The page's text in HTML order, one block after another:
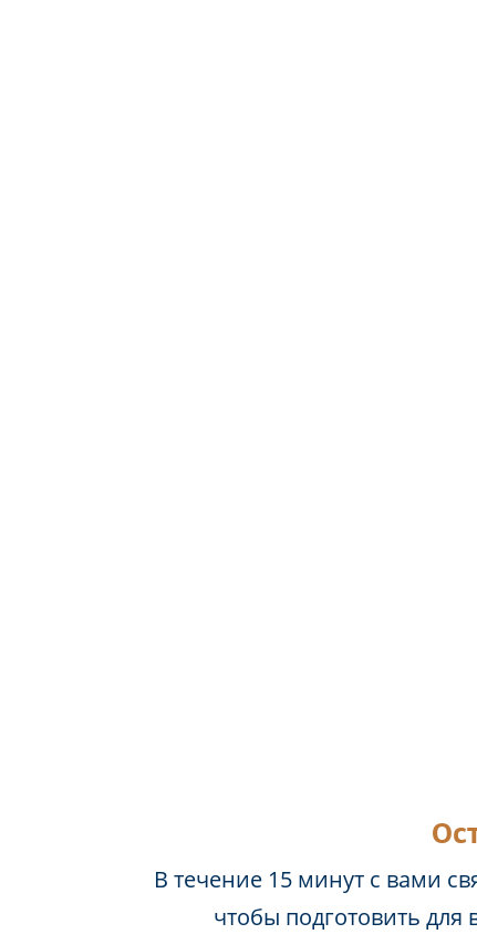
В течение 15 минут с вами
чтобы подготовить для